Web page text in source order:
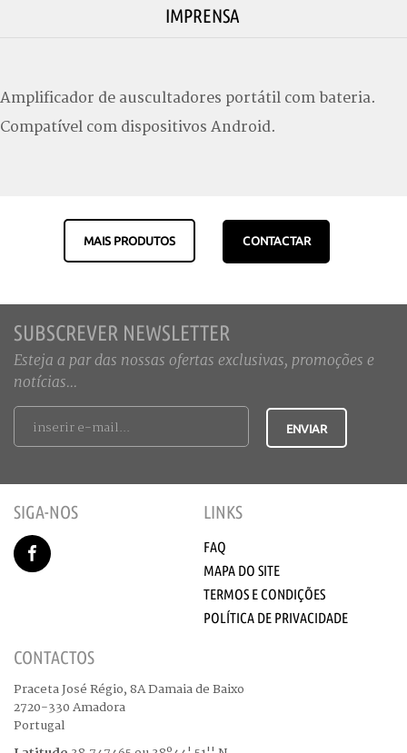
IMPRENSA
Amplificador de auscultadores portátil com bateria.
Compatível com dispositivos Android.
MAIS PRODUTOS CONTACTAR
SUBSCREVER NEWSLETTER
Esteja a par das nossas ofertas exclusivas, promoções e
notícias...
SIGA-NOS LINKS
FAQ
MAPA DO SITE
TERMOS E CONDIÇÕES
POLÍTICA DE PRIVACIDADE
CONTACTOS
Praceta José Régio, 8A Damaia de Baixo
2720-330 Amadora
Portugal